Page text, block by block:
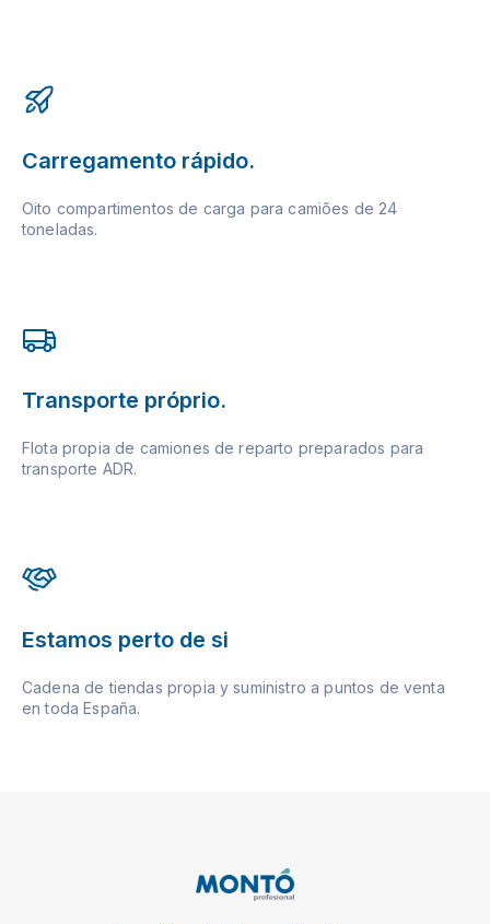
Carregamento rápido.
Oito compartimentos de carga para camiões de 24
toneladas.
Transporte próprio.
Flota propia de camiones de reparto preparados para
transporte ADR.
Estamos perto de si
Cadena de tiendas propia y suministro a puntos de venta
en toda España.